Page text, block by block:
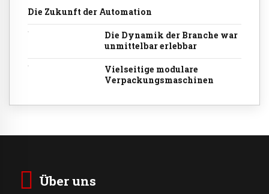
Die Zukunft der Automation
Die Dynamik der Branche war
unmittelbar erlebbar
Vielseitige modulare
Verpackungsmaschinen
Über uns